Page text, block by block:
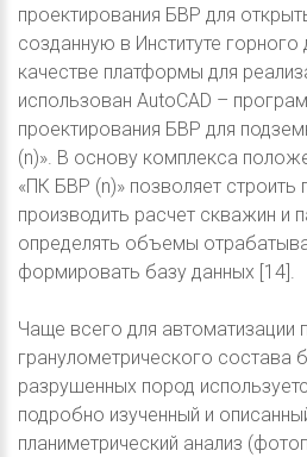
проектирования БВР для
созданную в Институте
качестве платформы для
использован AutoCAD –
проектирования БВР для
(n)». В основу комплекса
«ПК БВР (n)» позволяет строить
производить расчет скважин и
определять объемы
формировать базу данных [14].
Чаще всего для автоматизации
гранулометрического
разрушенных пород
подробно изученный и
планиметрический анализ